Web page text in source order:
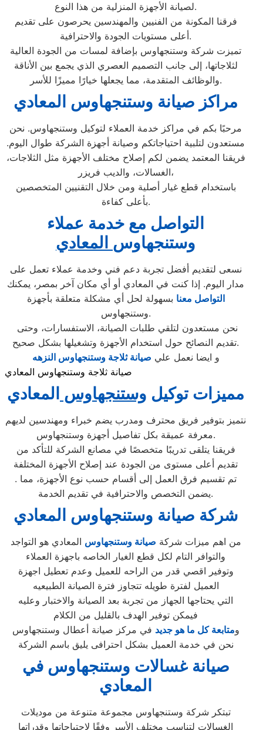
لصيانة الأجهزة المنزلية من هذا النوع.
فرقنا المكونة من الفنيين والمهندسين يحرصون على تقديم
أعلى مستويات الجودة والاحترافية.
تميزت شركة وستنجهاوس بإضافة لمسات من الجودة العالية
لثلاجاتها، إلى جانب التصميم العصري الذي يجمع بين الأناقة
والوظائف المتقدمة، مما يجعلها خيارًا مميزًا للأسر.
مراكز صيانة وستنجهاوس المعادي
مرحبًا بكم في مراكز خدمة العملاء لتوكيل وستنجهاوس. نحن
مستعدون لتلبية احتياجاتكم وصيانة أجهزة الشركة طوال اليوم.
فريقنا المعتمد يضمن لكم إصلاح مختلف الأجهزة مثل الثلاجات،
الغسالات، والديب فريزر،
باستخدام قطع غيار أصلية ومن خلال التقنيين المتخصصين
بأعلى كفاءة.
التواصل مع خدمة عملاء
وستنجهاوس المعادي
نسعى لتقديم أفضل تجربة دعم فني وخدمة عملاء تعمل على
مدار اليوم. إذا كنت في المعادي أو أي مكان آخر بمصر، يمكنك
التواصل معنا بسهولة لحل أي مشكلة متعلقة بأجهزة
وستنجهاوس.
تقديم النصائح حول استخدام الأجهزة وتشغيلها بشكل صحيح.
و ايضا نعمل علي صيانة ثلاجة وستنجهاوس النزهه
صيانة ثلاجة وستنجهاوس المعادي
مميزات توكيل وستنجهاوس المعادي
نتميز بتوفير فريق محترف ومدرب يضم خبراء ومهندسين لديهم
معرفة عميقة بكل تفاصيل أجهزة وستنجهاوس.
فريقنا يتلقى تدريبًا متخصصًا في مصانع الشركة للتأكد من
تقديم أعلى مستوى من الجودة عند إصلاح الأجهزة المختلفة
. تم تقسيم فرق العمل إلى أقسام حسب نوع الأجهزة، مما
يضمن التخصص والاحترافية في تقديم الخدمة.
شركة صيانة وستنجهاوس المعادي
من اهم ميزات شركة صيانة وستنجهاوس المعادي هو التواجد
والتوافر التام لكل قطع الغيار الخاصه باجهزة العملاء
وتوفير اقصي قدر من الراحه للعميل وعدم تعطيل اجهزة
العميل لفترة طويله تتجاوز فترة الصيانة الطبيعيه
التي يحتاجها الجهاز من تجربة بعد الصيانة والاختبار وعليه
فيمكن توفير الهدف بالقليل من الكلام
ومتابعة كل ما هو جديد في مركز صيانة أعطال وستنجهاوس
نحن في خدمة العميل بشكل احترافى يليق باسم الشركة
صيانة غسالات وستنجهاوس في
المعادي
تبتكر شركة وستنجهاوس مجموعة متنوعة من موديلات
الغسالات لتناسب مختلف الأسر وفقًا لاحتياجاتها وقدراتها